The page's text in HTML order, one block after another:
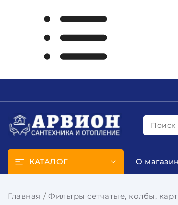
Поиск
КАТАЛОГ О
Главная Фильтры сетчатые, колбы,